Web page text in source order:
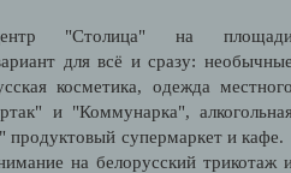
"Столица" на
для всё и сразу:
косметика, одежда
и "Коммунарка",
продуктовый супермаркет и
на белорусский трикотаж